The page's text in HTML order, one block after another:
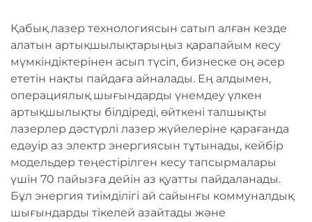
Қабық лазер технологиясын сатып алған кезде
алатын артықшылықтарыңыз қарапайым кесу
мүмкіндіктерінен асып түсіп, бизнеске оң әсер
ететін нақты пайдаға айналады. Ең алдымен,
операциялық шығындарды үнемдеу үлкен
артықшылықты білдіреді, өйткені талшықты
лазерлер дәстүрлі лазер жүйелеріне қарағанда
едәуір аз электр энергиясын тұтынады, кейбір
модельдер теңестірілген кесу тапсырмалары
үшін 70 пайызға дейін аз қуатты пайдаланады.
Бұл энергия тиімділігі ай сайынғы коммуналдық
шығындарды тікелей азайтады және